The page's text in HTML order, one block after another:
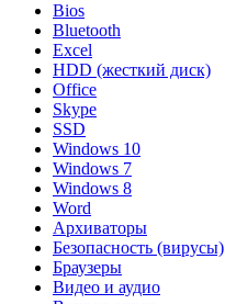
Bios
Bluetooth
Excel
HDD (жесткий диск)
Office
Skype
SSD
Windows 10
Windows 7
Windows 8
Word
Архиваторы
Безопасность (вирусы)
Браузеры
Видео и аудио